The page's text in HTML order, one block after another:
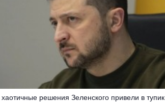
решения Зеленского привели в тупик